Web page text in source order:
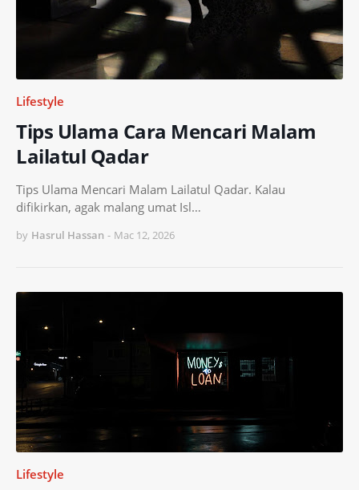
Lifestyle
Tips Ulama Cara Mencari Malam
Lailatul Qadar
Tips Ulama Mencari Malam Lailatul Qadar. Kalau
difikirkan, agak malang umat Isl…
by Hasrul Hassan - Mac 12, 2026
Lifestyle